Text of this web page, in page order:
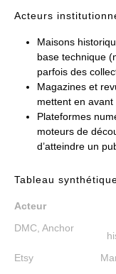
Acteurs
Maisons
base technique
parfois des
Magazines et
mettent en
Plateformes
moteurs de
d’atteindre un
Tableau
Acteur
DMC, Anchor
Etsy